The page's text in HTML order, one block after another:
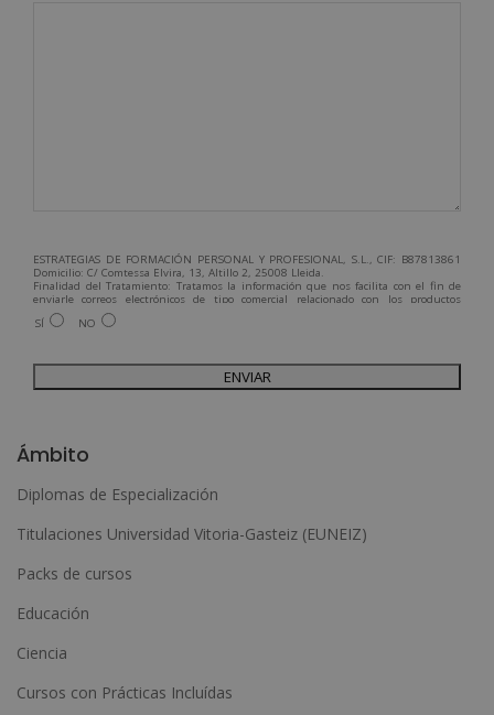
ESTRATEGIAS DE FORMACIÓN PERSONAL Y PROFESIONAL, S.L., CIF: B87813861
Domicilio: C/ Comtessa Elvira, 13, Altillo 2, 25008 Lleida.
Finalidad del Tratamiento: Tratamos la información que nos facilita con el fin de
enviarle correos electrónicos de tipo comercial relacionado con los productos
ofrecidos y otros tipo de productos que fueran de su interés.
Legitimación del tratamiento: Consentimiento del interesado.
Para más información consulte nuestra Política de Privacidad.
Desea recibir información comercial (vía telefónica y/o email):
SÍ NO
e
r
n
i
v
Ámbito
Diplomas de Especialización
Titulaciones Universidad Vitoria-Gasteiz (EUNEIZ)
Packs de cursos
Educación
Ciencia
Cursos con Prácticas Incluídas